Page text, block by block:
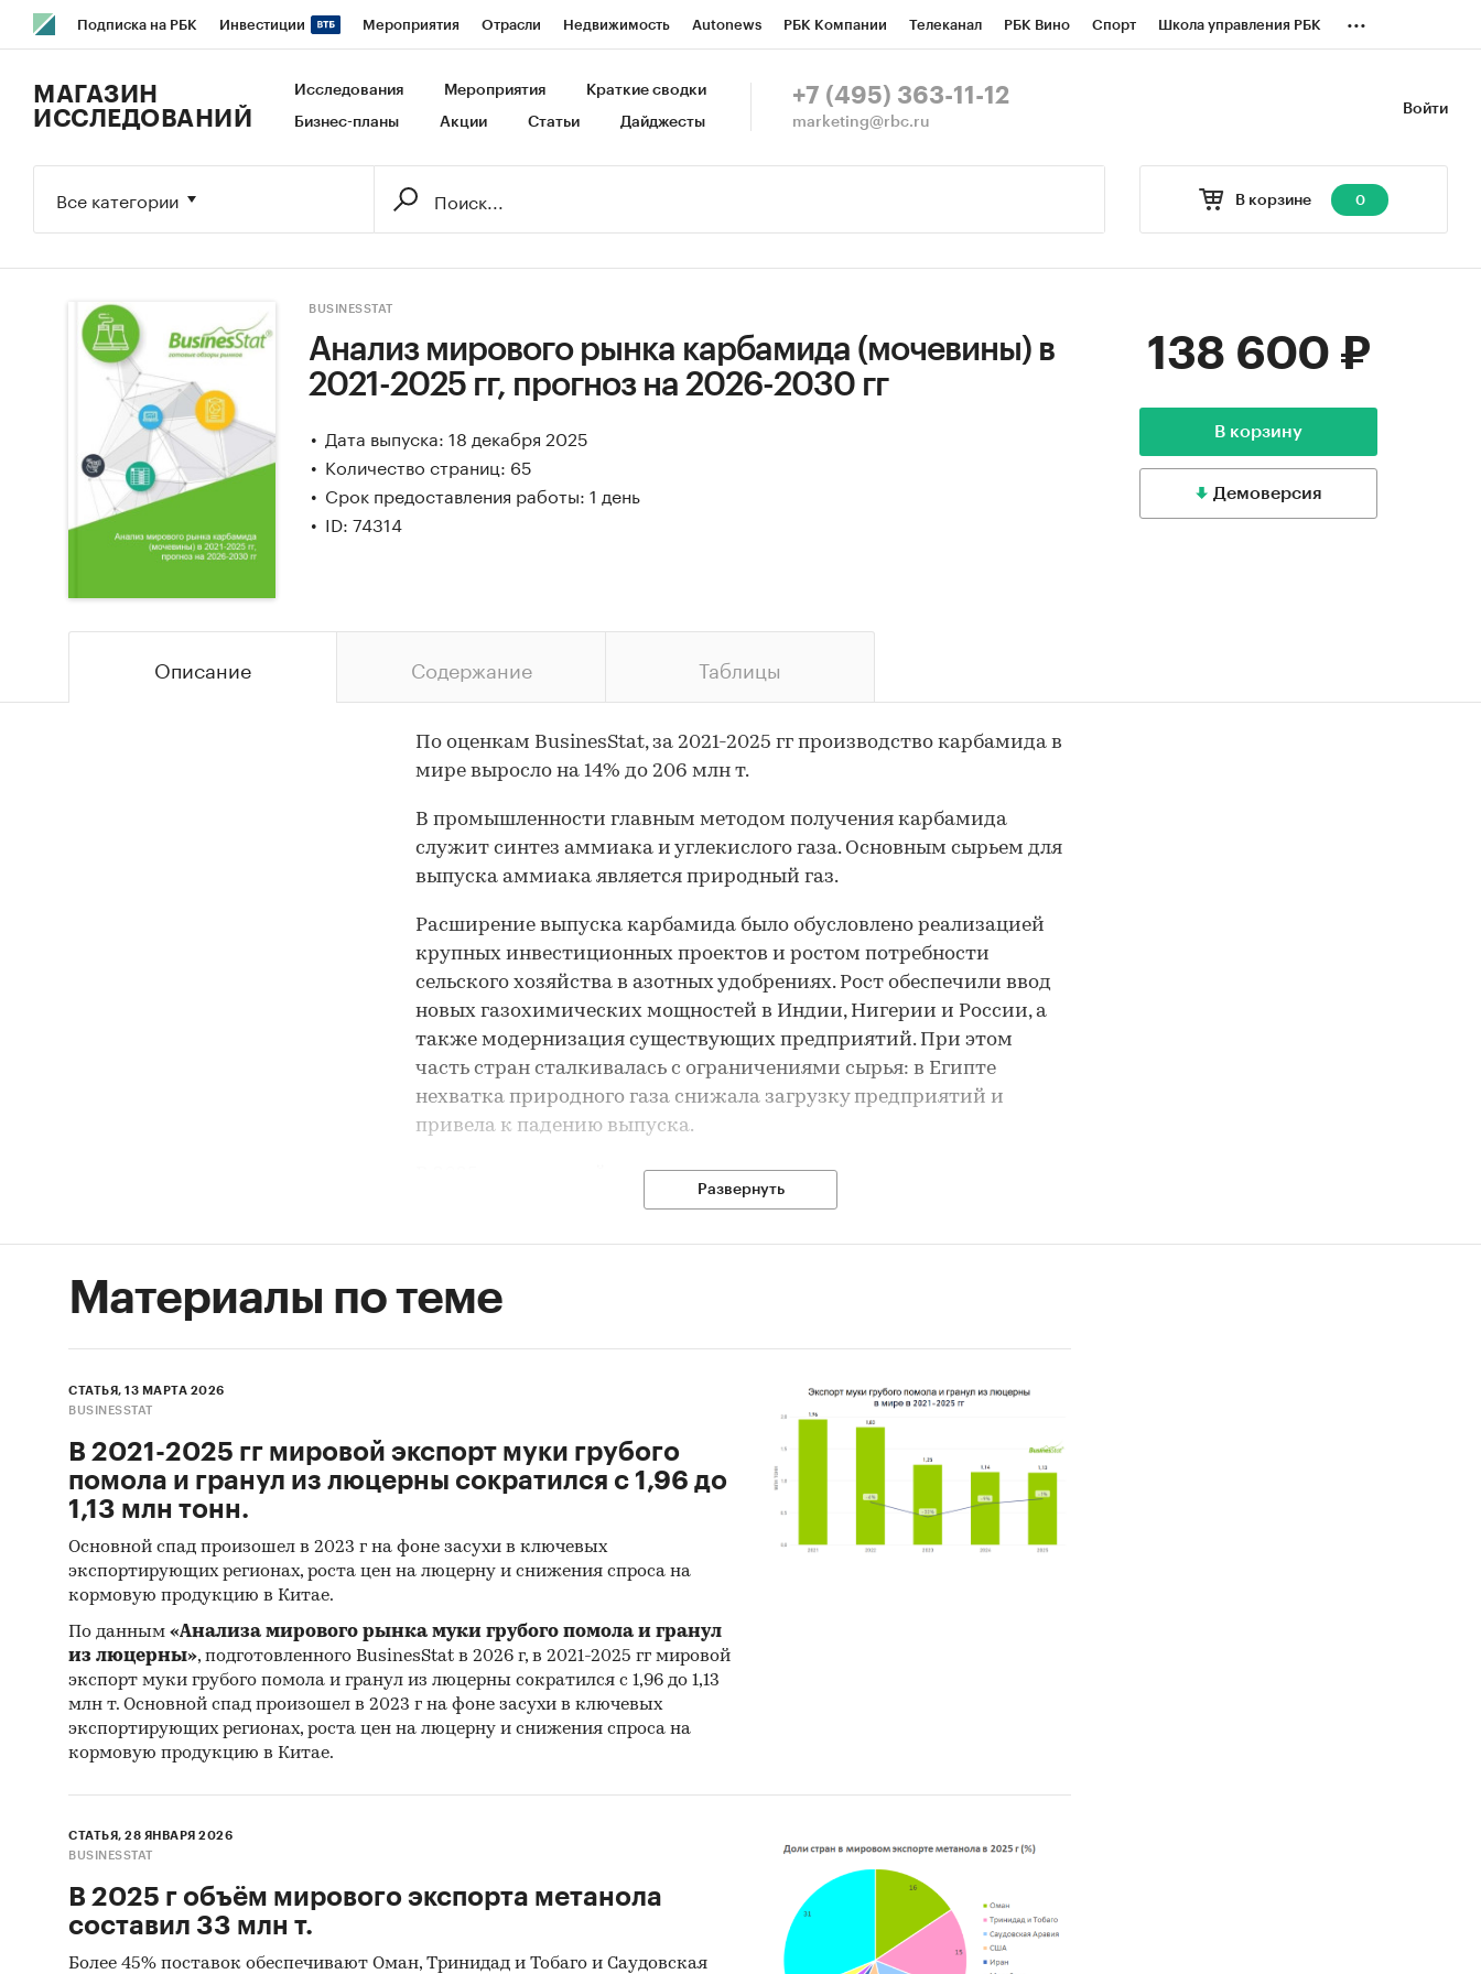
Подписка на РБК Инвестиции Мероприятия Отрасли Недвижимость Autonews РБК Компании Телеканал РБК Вино Спорт Школа управления РБК
Исследования Кредитные рейтинги Франшизы Газета Спецпроекты СПб Конференции СПб Спецпроекты
...
Войти
МАГАЗИН
ИССЛЕДОВАНИЙ
Исследования Мероприятия Краткие сводки
Бизнес-планы Акции Статьи Дайджесты
+7 (495) 363-11-12
marketing@rbc.ru
В корзине 0
Все категории
BUSINESSTAT
Анализ мирового рынка карбамида (мочевины) в
2021-2025 гг, прогноз на 2026-2030 гг
Дата выпуска: 18 декабря 2025
Количество страниц: 65
Срок предоставления работы: 1 день
ID: 74314
138 600 ₽
В корзину
Демоверсия
Описание Содержание Таблицы
По оценкам BusinesStat, за 2021-2025 гг производство карбамида в
мире выросло на 14% до 206 млн т.
В промышленности главным методом получения карбамида
служит синтез аммиака и углекислого газа. Основным сырьем для
выпуска аммиака является природный газ.
Расширение выпуска карбамида было обусловлено реализацией
крупных инвестиционных проектов и ростом потребности
сельского хозяйства в азотных удобрениях. Рост обеспечили ввод
новых газохимических мощностей в Индии, Нигерии и России, а
также модернизация существующих предприятий. При этом
часть стран сталкивалась с ограничениями сырья: в Египте
нехватка природного газа снижала загрузку предприятий и
привела к падению выпуска.
В 2025 г отраслевой рост замедлился из-за эскалации
геополитического конфликта в регионе Ближнего Востока. Иран
безопасности. Египет столкнулся с дополнительным снижением
доступности газа из-за падения добычи на месторождении Zohr и
прекращения поставок из Израиля, что привело к дальнейшему
сырьевого обеспечения ограничили мировое предложение, тогда
как спрос со стороны сельского хозяйства оставался высоким.
Основными производителями карбамида остаются Индия,
Индонезия, Китай, Россия и США, на которые приходится свыше
60% мирового выпуска. Ключевыми экспортерами выступают
Россия, Катар и Нигерия, тогда как Индия и США сохраняют
«Анализ мирового рынка карбамида (мочевины)»,
подготовленный BusinesStat, включает важнейшие данные,
необходимые для понимания текущей конъюнктуры глобального
рынка и оценки перспектив его развития:
импорт и экспорт карбамида (мочевины)
внешнеторговые цены карбамида
В обзоре приводятся текущие данные более чем по 100 странам
мира и прогноз по 25 странам-лидерам мирового рынка
Развернуть
Материалы по теме
СТАТЬЯ, 13 МАРТА 2026
BUSINESSTAT
В 2021-2025 гг мировой экспорт муки грубого
помола и гранул из люцерны сократился с 1,96 до
1,13 млн тонн.
Основной спад произошел в 2023 г на фоне засухи в ключевых
экспортирующих регионах, роста цен на люцерну и снижения спроса на
кормовую продукцию в Китае.
По данным «Анализа мирового рынка муки грубого помола и гранул
из люцерны», подготовленного BusinesStat в 2026 г, в 2021-2025 гг мировой
экспорт муки грубого помола и гранул из люцерны сократился с 1,96 до 1,13
млн т. Основной спад произошел в 2023 г на фоне засухи в ключевых
экспортирующих регионах, роста цен на люцерну и снижения спроса на
кормовую продукцию в Китае.
СТАТЬЯ, 28 ЯНВАРЯ 2026
BUSINESSTAT
В 2025 г объём мирового экспорта метанола
составил 33 млн т.
Более 45% поставок обеспечивают Оман, Тринидад и Тобаго и Саудовская